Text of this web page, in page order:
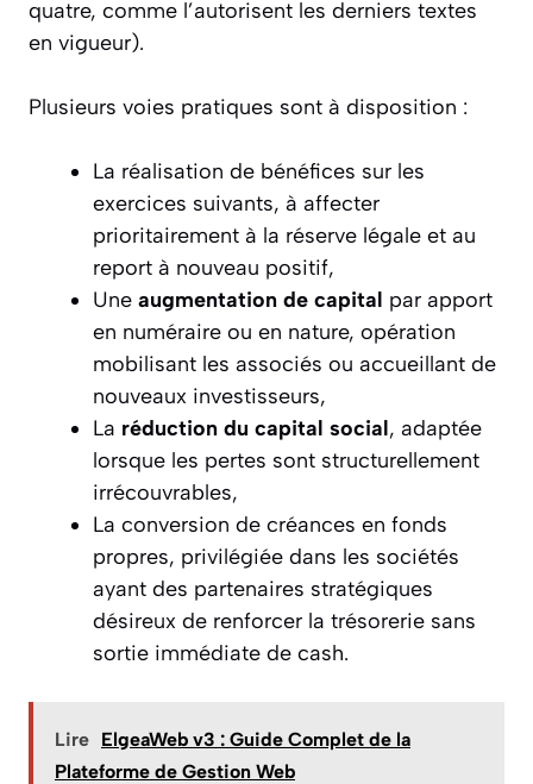
quatre, comme l’autorisent les derniers textes
en vigueur).
Plusieurs voies pratiques sont à disposition :
La réalisation de bénéfices sur les
exercices suivants, à affecter
prioritairement à la réserve légale et au
report à nouveau positif,
Une augmentation de capital par apport
en numéraire ou en nature, opération
mobilisant les associés ou accueillant de
nouveaux investisseurs,
La réduction du capital social, adaptée
lorsque les pertes sont structurellement
irrécouvrables,
La conversion de créances en fonds
propres, privilégiée dans les sociétés
ayant des partenaires stratégiques
désireux de renforcer la trésorerie sans
sortie immédiate de cash.
Lire ElgeaWeb v3 : Guide Complet de la
Plateforme de Gestion Web